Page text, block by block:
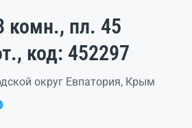
комн., пл. 45
код: 452297
округ Евпатория, Крым